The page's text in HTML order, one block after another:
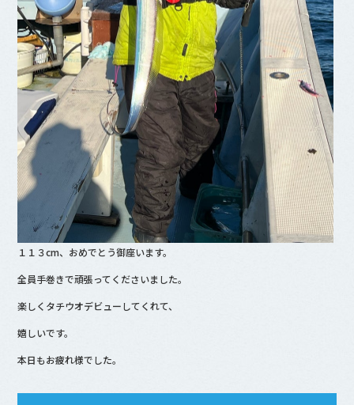
１１３cm、おめでとう御座います。
全員手巻きで頑張ってくださいました。
楽しくタチウオデビューしてくれて、
嬉しいです。
本日もお疲れ様でした。